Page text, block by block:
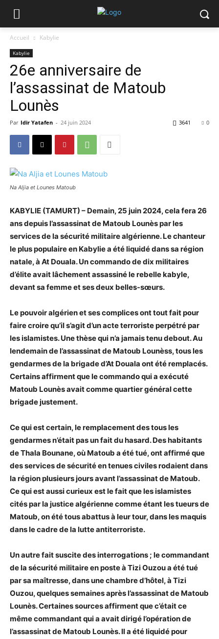
Accueil Kabylie
Kabylie
26e anniversaire de
l’assassinat de Matoub
Lounès
Par Idir Yatafen - 24 juin 2024 0
3641
Na Aljia et Lounes Matoub
KABYLIE (TAMURT) – Demain, 25 juin 2024, cela fera 26
ans depuis l’assassinat de Matoub Lounès par les
services de la sécurité militaire algérienne. Le chanteur
le plus populaire en Kabylie a été liquidé dans sa région
natale, à At Douala. Un commando de dix militaires
d’élite avait lâchement assassiné le rebelle kabyle,
devant sa femme et ses deux belles-sœurs.
Le pouvoir algérien et ses complices ont tout fait pour
faire croire qu’il s’agit d’un acte terroriste perpétré par
les islamistes. Une thèse qui n’a jamais tenu debout. Au
lendemain de l’assassinat de Matoub Lounèss, tous les
gendarmes de la brigade d’At Douala ont été remplacés.
Certains affirment que le commando qui a exécuté
Matoub Lounès avait comme quartier général cette
brigade justement.
Ce qui est certain, le remplacement des tous les
gendarmes n’était pas un fait du hasard. Des habitants
de Thala Bounane, où Matoub a été tué, ont affirmé que
des services de sécurité en tenues civiles rodaient dans
la région plusieurs jours avant l’assassinat de Matoub.
Ce qui est aussi curieux est le fait que les islamistes
cités par la justice algérienne comme étant les tueurs de
Matoub, on été tous abattus à leur tour, dans les maquis
dans le cadre de la lutte antiterroriste.
Un autre fait suscite des interrogations ; le commandant
de la sécurité militaire en poste à Tizi Ouzou a été tué
par sa maîtresse, dans une chambre d’hôtel, à Tizi
Ouzou, quelques semaines après l’assassinat de Matoub
Lounès. Certaines sources affirment que c’était ce
même commandant qui a avait dirigé l’opération de
l’assassinat de Matoub Lounès. Il a été liquidé pour